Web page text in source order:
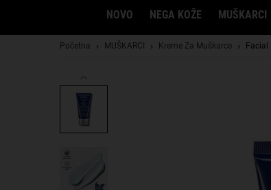
NOVO NEGA KOŽE MUŠKARCI
Početna MUŠKARCI Kreme Za Muškarce Facial